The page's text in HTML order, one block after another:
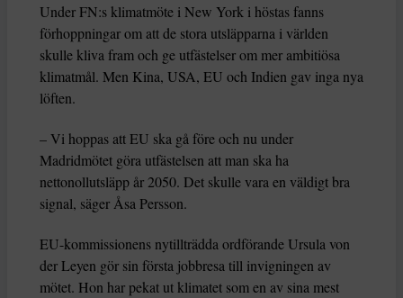
Under FN:s klimatmöte i New York i höstas fanns
förhoppningar om att de stora utsläpparna i världen
skulle kliva fram och ge utfästelser om mer ambitiösa
klimatmål. Men Kina, USA, EU och Indien gav inga nya
löften.
– Vi hoppas att EU ska gå före och nu under
Madridmötet göra utfästelsen att man ska ha
nettonollutsläpp år 2050. Det skulle vara en väldigt bra
signal, säger Åsa Persson.
EU-kommissionens nytillträdda ordförande Ursula von
der Leyen gör sin första jobbresa till invigningen av
mötet. Hon har pekat ut klimatet som en av sina mest